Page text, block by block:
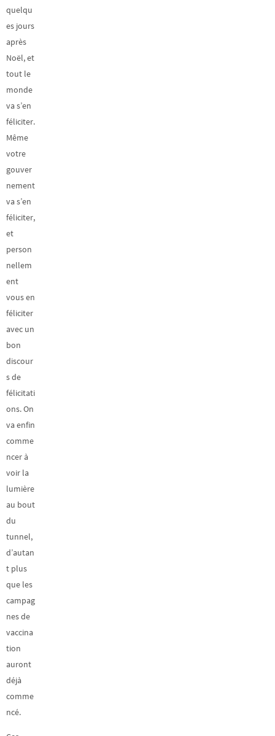
quelqu
es jours
après
Noël, et
tout le
monde
va s’en
féliciter.
Même
votre
gouver
nement
va s’en
féliciter,
et
person
nellem
ent
vous en
féliciter
avec un
bon
discour
s de
félicitati
ons. On
va enfin
comme
ncer à
voir la
lumière
au bout
du
tunnel,
d’autan
t plus
que les
campag
nes de
vaccina
tion
auront
déjà
comme
ncé.